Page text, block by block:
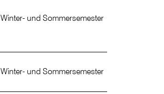
Winter- und Sommersemester
Winter- und Sommersemester